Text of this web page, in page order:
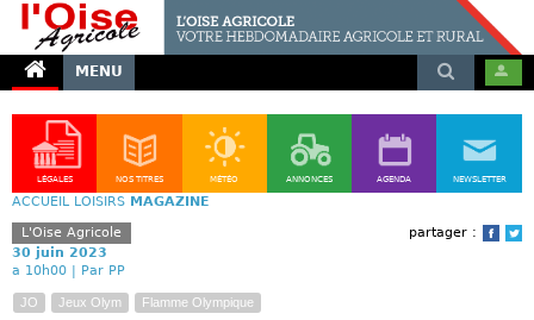
MENU
LÉGALES NOS TITRES MÉTÉO ANNONCES AGENDA NEWSLETTER
ACCUEIL LOISIRS MAGAZINE
partager :
L'Oise Agricole
30 juin 2023
a 10h00 | Par PP
JO Jeux Olym Flamme Olympique